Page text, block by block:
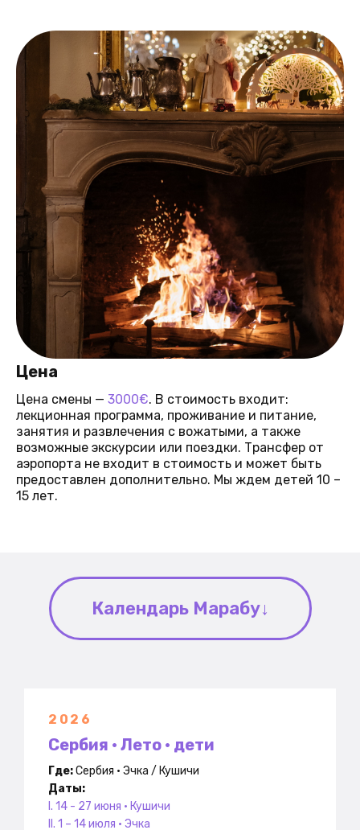
Цена
Цена смены — 3000€. В стоимость входит:
лекционная программа, проживание и питание,
занятия и развлечения с вожатыми, а также
возможные экскурсии или поездки. Трансфер от
аэропорта не входит в стоимость и может быть
предоставлен дополнительно. Мы ждем детей 10 –
15 лет.
Календарь Марабу↓
2026
Сербия • Лето • дети
Где:Сербия • Эчка / Кушичи
Даты:
I. 14 - 27 июня • Кушичи
II. 1 – 14 июля • Эчка